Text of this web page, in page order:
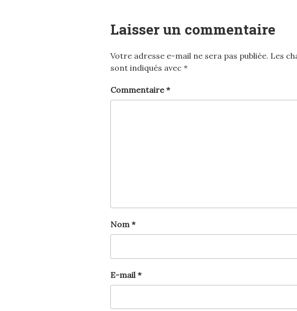
Laisser un commentaire
Votre adresse e-mail ne sera pas publiée. Les
sont indiqués avec *
Commentaire*
Nom*
E-mail *